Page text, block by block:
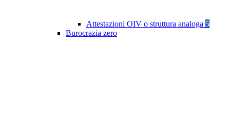
Attestazioni OIV o struttura analoga 5
Burocrazia zero